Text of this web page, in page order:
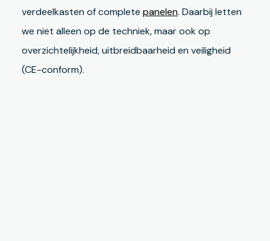
verdeelkasten of complete panelen. Daarbij letten
we niet alleen op de techniek, maar ook op
overzichtelijkheid, uitbreidbaarheid en veiligheid
(CE-conform).